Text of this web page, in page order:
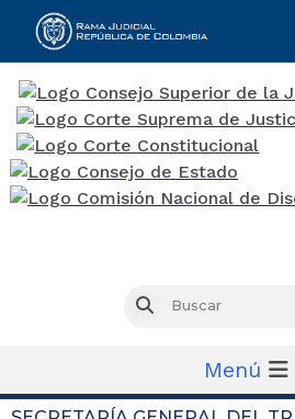
Buscar
Menú